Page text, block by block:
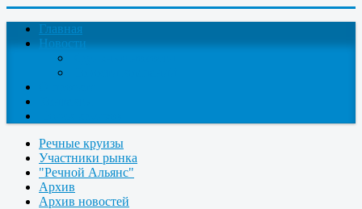
Главная
Новости
Речные круизы
Участники рынка
"Речной Альянс"
Архив
Архив новостей